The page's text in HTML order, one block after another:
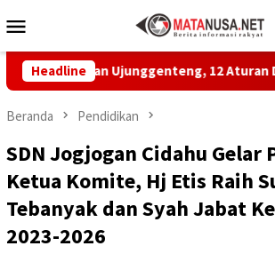
ke
Mobile
Headline
Ujunggenteng, 12 Aturan Diminta
Beranda Pendidikan
SDN Jogjogan Cidahu Gelar
Ketua Komite, Hj Etis Raih
Tebanyak dan Syah Jabat
2023-2026